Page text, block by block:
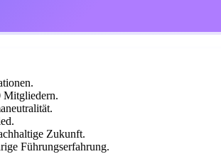
Mitgliedern.
Zukunft.
Führungserfahrung.